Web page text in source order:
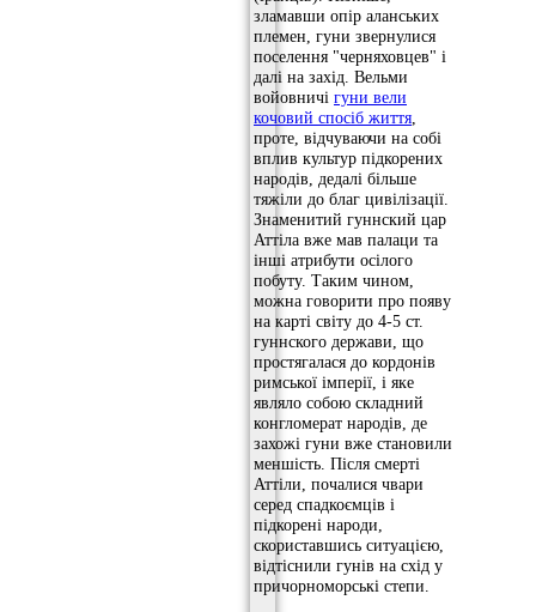
зламавши опір аланських
племен, гуни звернулися
поселення "черняховцев" і
далі на захід. Вельми
войовничі гуни вели
кочовий спосіб життя
проте, відчуваючи на собі
вплив культур підкорених
народів, дедалі більше
тяжіли до благ цивілізації.
Знаменитий гуннский цар
Аттіла вже мав палаци та
інші атрибути осілого
побуту. Таким чином,
можна говорити про появу
на карті світу до 4-5 ст.
гуннского держави, що
простягалася до кордонів
римської імперії, і яке
являло собою складний
конгломерат народів, де
захожі гуни вже становили
меншість. Після смерті
Аттіли, почалися чвари
серед спадкоємців і
підкорені народи,
скориставшись ситуацією,
відтіснили гунів на схід у
причорноморські степи.